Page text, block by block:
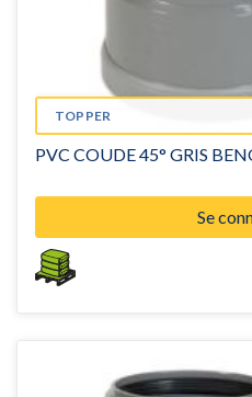
TOPPER
PVC COUDE 45° GRIS
Se